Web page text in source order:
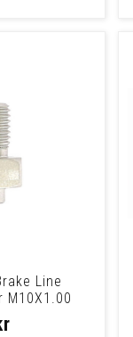
Line
M10X1.00
Come